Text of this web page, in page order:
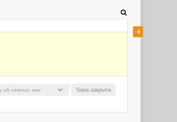
Тема закрыта